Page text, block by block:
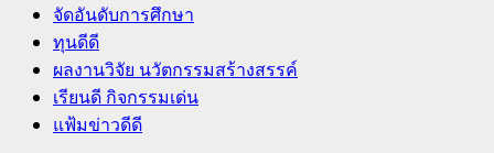
จัดอันดับการศึกษา
ทุนดีดี
ผลงานวิจัย นวัตกรรมสร้างสรรค์
เรียนดี กิจกรรมเด่น
แฟ้มข่าวดีดี